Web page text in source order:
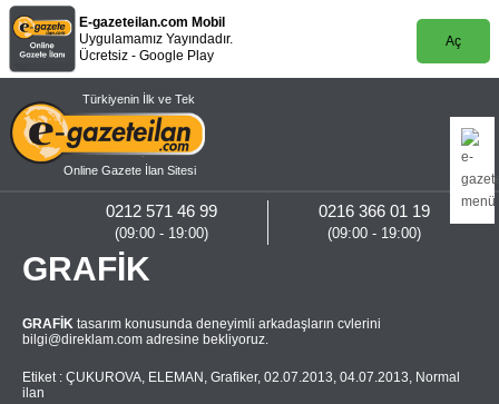
E-gazeteilan.com Mobil
Uygulamamız Yayındadır.
Ücretsiz - Google Play
Aç
Türkiyenin İlk ve Tek
Online Gazete İlan Sitesi
0216 366 01 19
(09:00 - 19:00)
0212 571 46 99
(09:00 - 19:00)
GRAFİK
GRAFİK tasarım konusunda deneyimli arkadaşların cvlerini
bilgi@direklam.com adresine bekliyoruz.
Etiket : ÇUKUROVA, ELEMAN , Grafiker, 02.07.2013, 04.07.2013, Normal
ilan